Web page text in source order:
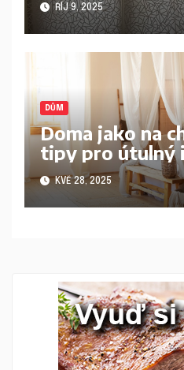
ŘÍJ 9, 2025
DŮM
Doma jako na
tipy pro útulný
KVĚ 28, 2025